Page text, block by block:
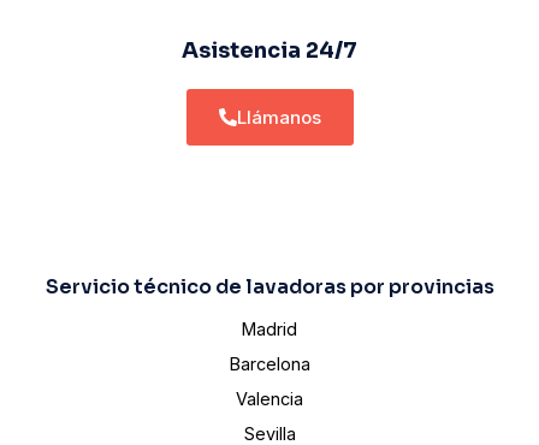
Asistencia 24/7
Llámanos
Servicio técnico de lavadoras por provincias
Madrid
Barcelona
Valencia
Sevilla